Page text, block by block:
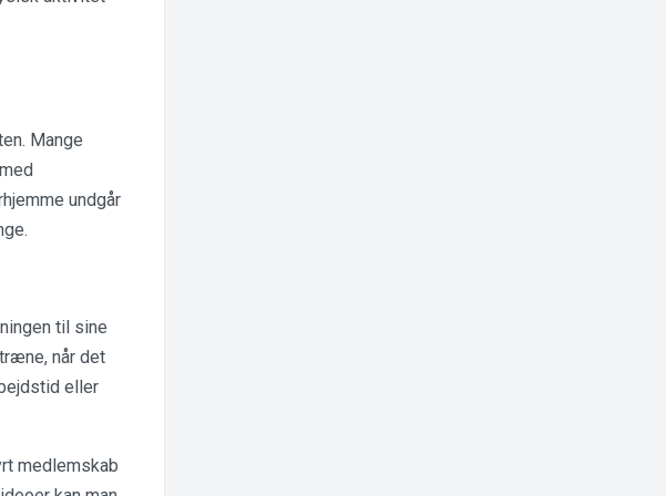
Mange
undgår
til sine
når det
eller
medlemskab